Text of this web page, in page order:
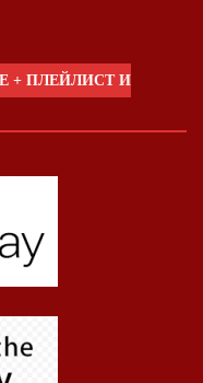
+ ПЛЕЙЛИСТ И